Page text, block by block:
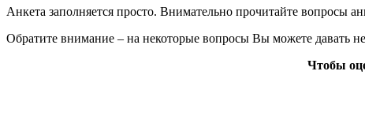
Анкета заполняется просто. Внимательно прочитайте вопросы
Обратите внимание – на некоторые вопросы Вы можете давать
Чтобы